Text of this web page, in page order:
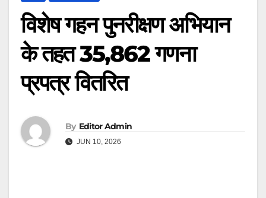
विशेष गहन पुनरीक्षण अभियान
के तहत 35,862 गणना
प्रपत्र वितरित
By Editor Admin
JUN 10, 2026